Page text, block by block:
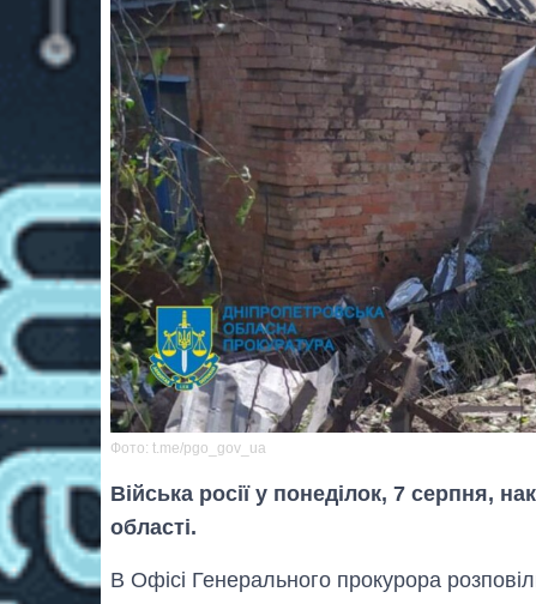
Фото: t.me/pgo_gov_ua
Війська росії у понеділок, 7 серпня,
області.
В Офісі Генерального прокурора